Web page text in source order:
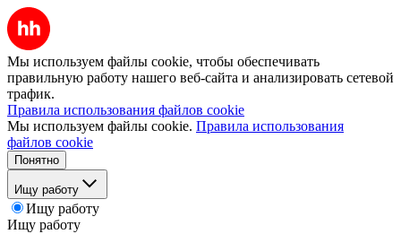
Мы используем файлы cookie, чтобы обеспечивать
правильную работу нашего веб-сайта и анализировать сетевой
трафик.
Правила использования файлов cookie
Мы используем файлы cookie. Правила использования
файлов cookie
Понятно
Ищу работу
Ищу работу
Ищу работу